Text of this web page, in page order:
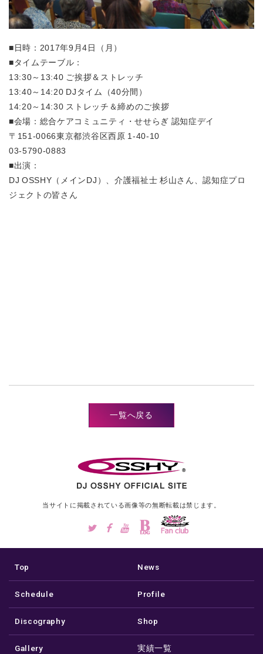
■日時：2017年9月4日（月）
■タイムテーブル：
13:30～13:40 ご挨拶＆ストレッチ
13:40～14:20 DJタイム（40分間）
14:20～14:30 ストレッチ＆締めのご挨拶
■会場：総合ケアコミュニティ・せせらぎ 認知症デイ
〒151-0066東京都渋谷区西原 1-40-10
03-5790-0883
■出演：
DJ OSSHY（メインDJ）、介護福祉士 杉山さん、認知症プロ
ジェクトの皆さん
一覧へ戻る
当サイトに掲載されている画像等の無断転載は禁じます。
Top News
Schedule Profile
Discography Shop
Gallery 実績一覧